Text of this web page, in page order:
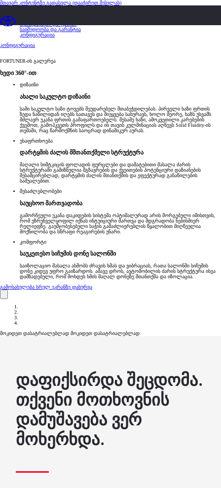
მთავარ კონტენტზე გადასვლა (დააჭირეთ შესვლას)
საიმედოობა და გარანტია
კონფიგურაცია
კონფიგურაცია
FORTUNER-ის გალერეა
ხედი 360°-ით
დიზაინი
ახალი საკულტო დიზაინი
სამი საკულტო ხაზი ტოვებს შეუდარებელ შთაბეჭდილებას. პირველი ხაზი ფრთის
ზედა ნაწილიდან იღებს სათავეს და მიუყვება სახურავს, ხოლო მეორე, ხაზს უსვამს
მძლავრ უკანა ფრთის გამაფართოებელს. მესამე ხაზი, ამოკვეთილი კარებების
ქვემოთ, გამოჰკვეთს პროფილს და ის თავის კულმინაციას აღწევს Solid Fluidity-ის
თემაში, რაც წარმოქმნის საოცრად დინამიკურ აურას.
უსაფრთხოება
დარტყმის ძალის მშთანთქმელი სტრუქტურა
მაღალი სიმტკიცის ფოლადის ფურცლები და დამატებითი მასალა ძარის
სტრუქტურაში გამიზნულია მგზავრების და ქვეითების პოტენციური დაზიანების
შესამცირებლად, დარტყმის ძალის შთანთქმის და ეფექტურად განაწილების
საშუალებით.
შესაძლებლობები
საუცხოო მართვადობა
გამორჩეული უკანა დაკიდების სისტემა ოპტიმალურად არის მორგებული იმისთვის,
რომ უზრუნველყოფილ იქნას ინტუიციური მართვა და მდგრადობა ნებისმიერ
რელიეფზე. გაუმჯობესებული საჭის გამაძლიერებლის წყალობით მიღწეულია
მოქნილობა და სწრაფი რეაგირების უნარი.
კომფორტი
საუკეთესო სიჩუმის დონე სალონში
საიზოლაციო მასალა ახშობს ძრავის ხმას და ვიბრაციას, რათა სალონში სიჩუმის
დონე კიდევ უფრო გაიზარდოს. ამავე დროს, ავტომობილის ძარის სტრუქტურა ისეა
დამზადებული, რომ მოხდეს ხმის მაღალ დონეზე შთანთქმა და იზოლაცია.
გამოსახულება სრულ ეკრანზე დახურვა
მოკიდეთ დასატრიალებლად მოკიდეთ დასატრიალებლად
დაფიქსირდა შეცდომა.
თქვენი მოთხოვნის
დამუშავება ვერ
მოხერხდა.